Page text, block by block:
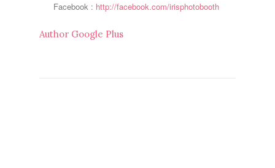
Facebook : http://facebook.com/irisphotobooth
Author Google Plus